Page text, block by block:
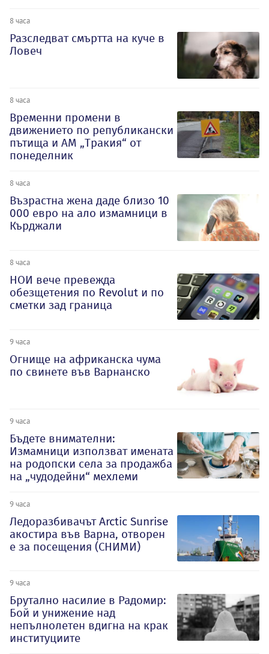
8 часа
Разследват смъртта на куче в
Ловеч
8 часа
Временни промени в
движението по републикански
пътища и АМ „Тракия“ от
понеделник
8 часа
Възрастна жена даде близо 10
000 евро на ало измамници в
Кърджали
8 часа
НОИ вече превежда
обезщетения по Revolut и по
сметки зад граница
9 часа
Огнище на африканска чума
по свинете във Варнанско
9 часа
Бъдете внимателни:
Измамници използват имената
на родопски села за продажба
на „чудодейни“ мехлеми
9 часа
Ледоразбивачът Arctic Sunrise
акостира във Варна, отворен
е за посещения (СНИМИ)
9 часа
Брутално насилие в Радомир:
Бой и унижение над
непълнолетен вдигна на крак
институциите